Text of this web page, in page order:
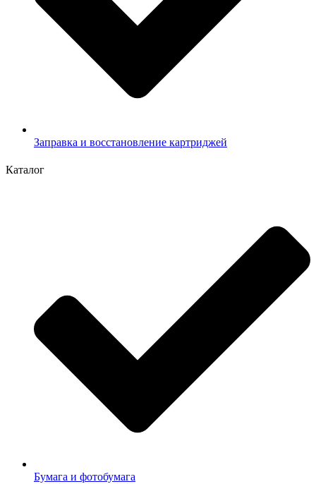
Заправка и восстановление картриджей
Каталог
Бумага и фотобумага